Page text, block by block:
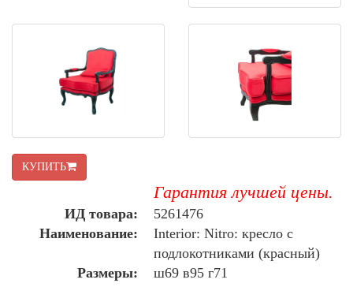
КУПИТЬ
Гарантия лучшей цены.
ИД товара:
5261476
Наименование:
Interior: Nitro: кресло с
подлокотниками (красный)
Размеры:
ш69 в95 г71